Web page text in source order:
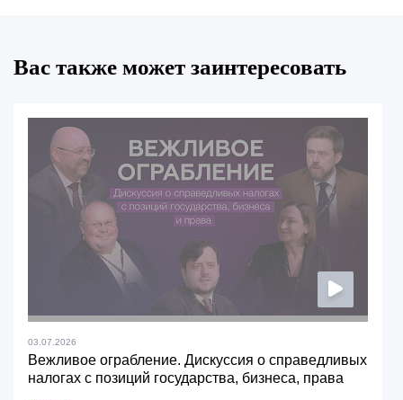
Вас также может заинтересовать
03.07.2026
Вежливое ограбление. Дискуссия о справедливых
налогах с позиций государства, бизнеса, права